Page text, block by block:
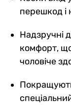
перешкод і
Надзручні
комфорт,
чоловіче